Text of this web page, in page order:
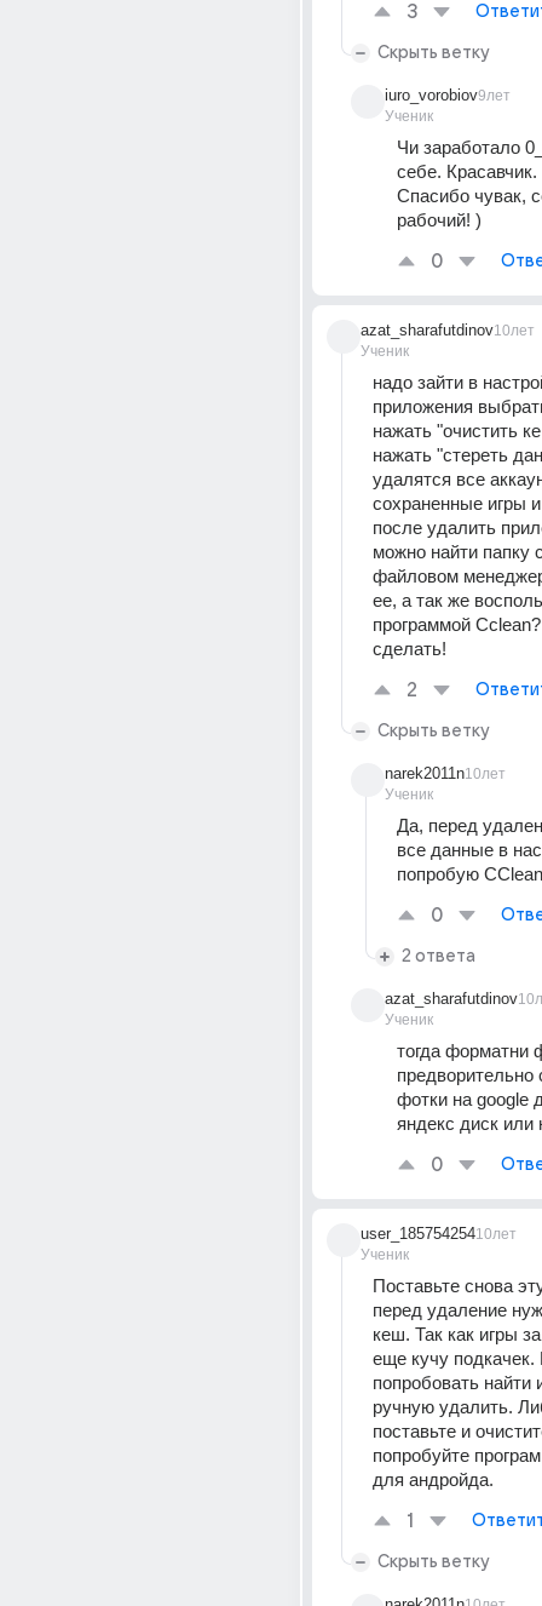
3
Скрыть ветку
iuro_vorobiov
Ученик
9лет
Чи заработало
себе. Красавчик.
Спасибо чувак,
рабочий! )
0
azat_sharafutdinov
Ученик
10лет
надо зайти в
приложения
нажать "очистить
нажать "стереть
удалятся все
сохраненные игры
после удалить
можно найти папку
файловом
ее, а так же
программой
сделать!
2
Скрыть ветку
narek2011n
Ученик
10лет
Да, перед
все данные в
попробую CClean
0
2 ответа
azat_sharafutdinov
Ученик
тогда форматни
предворительно
фотки на google
яндекс диск или
0
user_185754254
Ученик
10лет
Поставьте снова
перед удаление
кеш. Так как игры
еще кучу
попробовать найти
ручную удалить.
поставьте и
попробуйте
для андройда.
1
Скрыть ветку